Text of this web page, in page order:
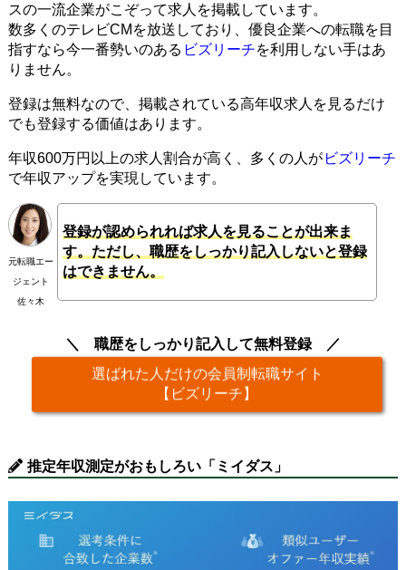
スの一流企業がこぞって求人を掲載しています。
数多くのテレビCMを放送しており、優良企業への転職を目
指すなら今一番勢いのある ビズリーチを利用しない手はあ
りません。
登録は無料なので、掲載されている高年収求人を見るだけ
でも登録する価値はあります。
年収600万円以上の求人割合が高く、多くの人が ビズリーチ
で年収アップを実現しています。
元転職エー
ジェント
佐々木
登録が認められれば求人を見ることが出来ま
す。ただし、職歴をしっかり記入しないと登録
はできません。
職歴をしっかり記入して無料登録
選ばれた人だけの会員制転職サイト
【ビズリーチ】
推定年収測定がおもしろい「ミイダス」